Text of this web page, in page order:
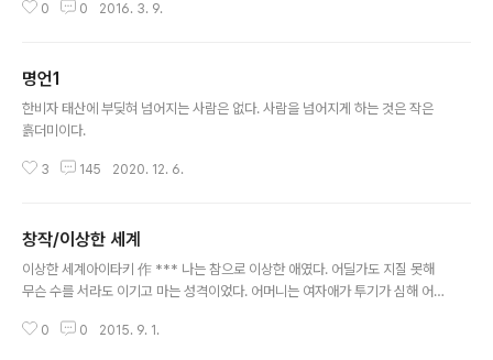
보기 힘들다. 또, 부화 후 암수가 번갈아 가며 휴직이나 휴가를 이용해 새끼들을
0 0 2016. 3. 9.
명언1
한비자 태산에 부딪혀 넘어지는 사람은 없다. 사람을 넘어지게 하는 것은 작은
흙더미이다.
3 145 2020. 12. 6.
창작/이상한 세계
이상한 세계아이타키 作 *** 나는 참으로 이상한 애였다. 어딜가도 지질 못해
무슨 수를 서라도 이기고 마는 성격이었다. 어머니는 여자애가 투기가 심해 어
내 아버지 땅에서 소작을 하고 있어 동네 안에서는 항상 일등 대접을 받고 자랐
0 0 2015. 9. 1.